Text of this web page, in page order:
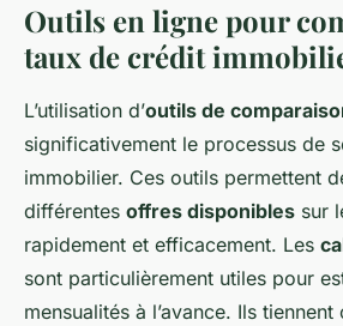
Outils en ligne pour
taux de crédit
L’utilisation d’outils de
significativement le processus de
immobilier. Ces outils permettent
différentes offres disponibles sur
rapidement et efficacement. Les
sont particulièrement utiles pour
mensualités à l’avance. Ils